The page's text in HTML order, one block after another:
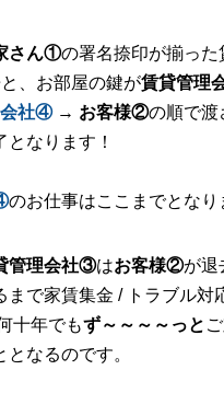
さん①の署名捺印が揃った
、お部屋の鍵が賃貸管理
会社④ → お客様②の順で渡
となります！
のお仕事はここまでとなり
管理会社③はお客様②が退
まで家賃集金 / トラブル対
十年でもず～ ～ ～ ～ っと
なるのです。